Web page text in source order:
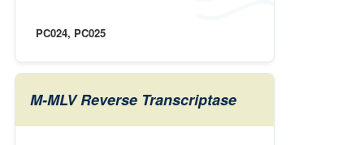
PC024, PC025
M-MLV Reverse Transcriptase